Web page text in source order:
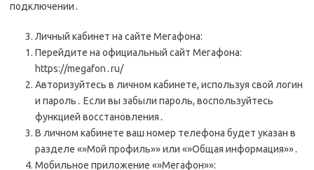
подключении․
Личный кабинет на сайте Мегафона:
Перейдите на официальный сайт Мегафона:
https://megafon․ru/
Авторизуйтесь в личном кабинете, используя свой логин
и пароль․ Если вы забыли пароль, воспользуйтесь
функцией восстановления․
В личном кабинете ваш номер телефона будет указан в
разделе «»Мой профиль»» или «»Общая информация»»․
Мобильное приложение «»Мегафон»»: